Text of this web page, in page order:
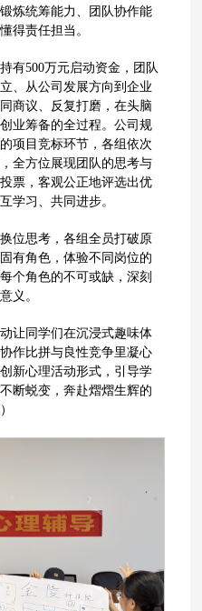
炼统筹能力、团队协作能
得责任担当。
有500万元启动资金，团队
、从公司发展方向到企业
商议、反复打磨，在头脑
业筹备的全过程。公司规
项目竞标环节，各组依次
全方位展现团队的思考与
票，客观公正地评选出优
学习、共同进步。
位思考，各组全员打破原
有角色，体验不同岗位的
个角色的不可或缺，深刻
义。
让同学们在沉浸式趣味体
作比拼与良性竞争里凝心
新心理活动形式，引导学
断蜕变，奔赴熠熠生辉的